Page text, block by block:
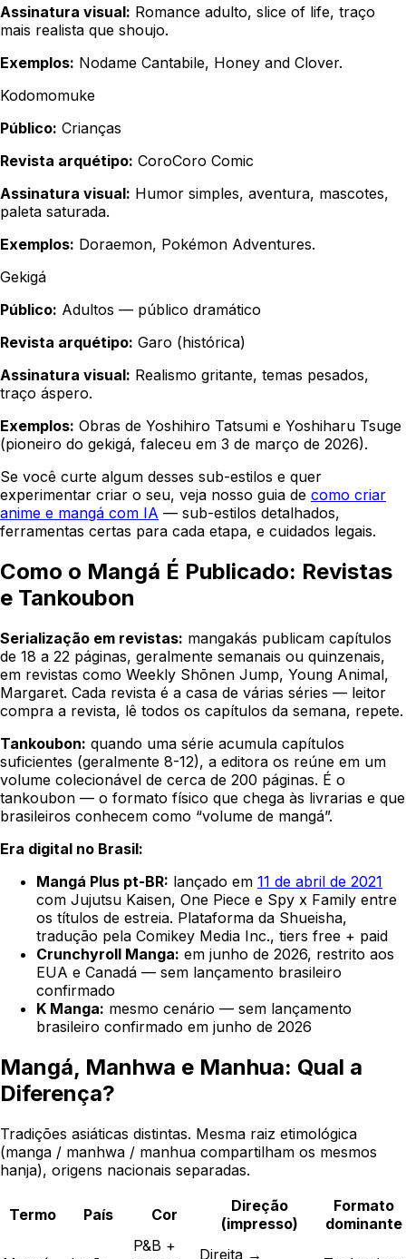
Assinatura visual: Romance adulto, slice of life, traço
mais realista que shoujo.
Exemplos: Nodame Cantabile, Honey and Clover.
Kodomomuke
Público: Crianças
Revista arquétipo: CoroCoro Comic
Assinatura visual: Humor simples, aventura, mascotes,
paleta saturada.
Exemplos: Doraemon, Pokémon Adventures.
Gekigá
Público: Adultos — público dramático
Revista arquétipo: Garo (histórica)
Assinatura visual: Realismo gritante, temas pesados,
traço áspero.
Exemplos: Obras de Yoshihiro Tatsumi e Yoshiharu Tsuge
(pioneiro do gekigá, faleceu em 3 de março de 2026).
Se você curte algum desses sub-estilos e quer
experimentar criar o seu, veja nosso guia de como criar
anime e mangá com IA — sub-estilos detalhados,
ferramentas certas para cada etapa, e cuidados legais.
Como o Mangá É Publicado: Revistas
e Tankoubon
Serialização em revistas: mangakás publicam capítulos
de 18 a 22 páginas, geralmente semanais ou quinzenais,
em revistas como Weekly Shōnen Jump, Young Animal,
Margaret. Cada revista é a casa de várias séries — leitor
compra a revista, lê todos os capítulos da semana, repete.
Tankoubon: quando uma série acumula capítulos
suficientes (geralmente 8-12), a editora os reúne em um
volume colecionável de cerca de 200 páginas. É o
tankoubon — o formato físico que chega às livrarias e que
brasileiros conhecem como “volume de mangá”.
Era digital no Brasil:
Mangá Plus pt-BR: lançado em 11 de abril de 2021
com Jujutsu Kaisen, One Piece e Spy x Family entre
os títulos de estreia. Plataforma da Shueisha,
tradução pela Comikey Media Inc., tiers free + paid
Crunchyroll Manga: em junho de 2026, restrito aos
EUA e Canadá — sem lançamento brasileiro
confirmado
K Manga: mesmo cenário — sem lançamento
brasileiro confirmado em junho de 2026
Mangá, Manhwa e Manhua: Qual a
Diferença?
Tradições asiáticas distintas. Mesma raiz etimológica
(manga / manhwa / manhua compartilham os mesmos
hanja), origens nacionais separadas.
Termo País Cor
Direção
(impresso)
Formato
dominante
P&B +
Direita →